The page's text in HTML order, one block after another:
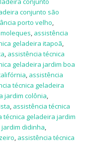
conjunto são
porto velho,
, assistência
geladeira itapoã,
, assistência técnica
geladeira jardim boa
, assistência
técnica geladeira
jardim colônia,
, assistência técnica
técnica geladeira jardim
didinha,
, assistência técnica